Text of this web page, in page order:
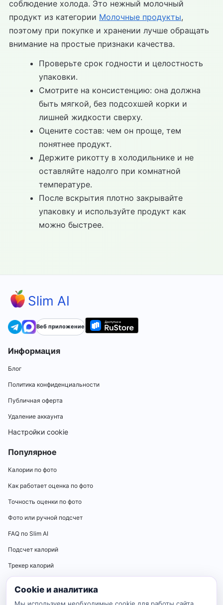
соблюдение холода. Это нежный молочный
продукт из категории Молочные продукты,
поэтому при покупке и хранении лучше обращать
внимание на простые признаки качества.
Проверьте срок годности и целостность
упаковки.
Смотрите на консистенцию: она должна
быть мягкой, без подсохшей корки и
лишней жидкости сверху.
Оцените состав: чем он проще, тем
понятнее продукт.
Держите рикотту в холодильнике и не
оставляйте надолго при комнатной
температуре.
После вскрытия плотно закрывайте
упаковку и используйте продукт как
можно быстрее.
Slim AI
Веб приложение
Информация
Блог
Политика конфиденциальности
Публичная оферта
Удаление аккаунта
Настройки cookie
Популярное
Калории по фото
Как работает оценка по фото
Точность оценки по фото
Фото или ручной подсчет
FAQ по Slim AI
Подсчет калорий
Трекер калорий
Калькуляторы
Калькулятор нормы калорий
Cookie и аналитика